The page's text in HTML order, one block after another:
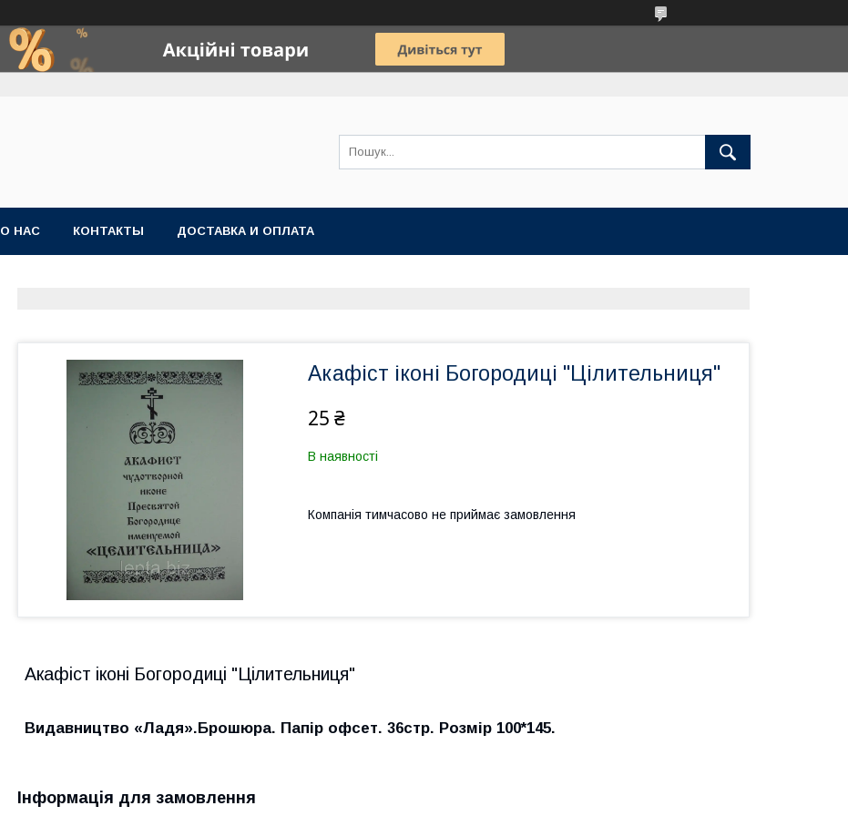
О НАС КОНТАКТЫ ДОСТАВКА И ОПЛАТА
Акафіст іконі Богородиці "Цілительниця"
25 ₴
В наявності
Компанія тимчасово не приймає замовлення
Акафіст іконі Богородиці "Цілительниця"
Видавництво «Ладя».Брошюра. Папір офсет. 36стр. Розмір 100*145.
Інформація для замовлення